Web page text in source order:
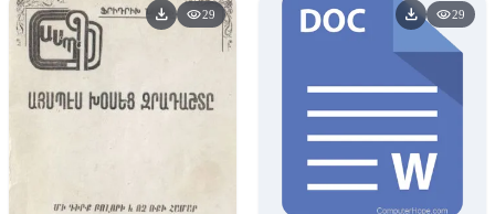
download visibility29 download visibility29